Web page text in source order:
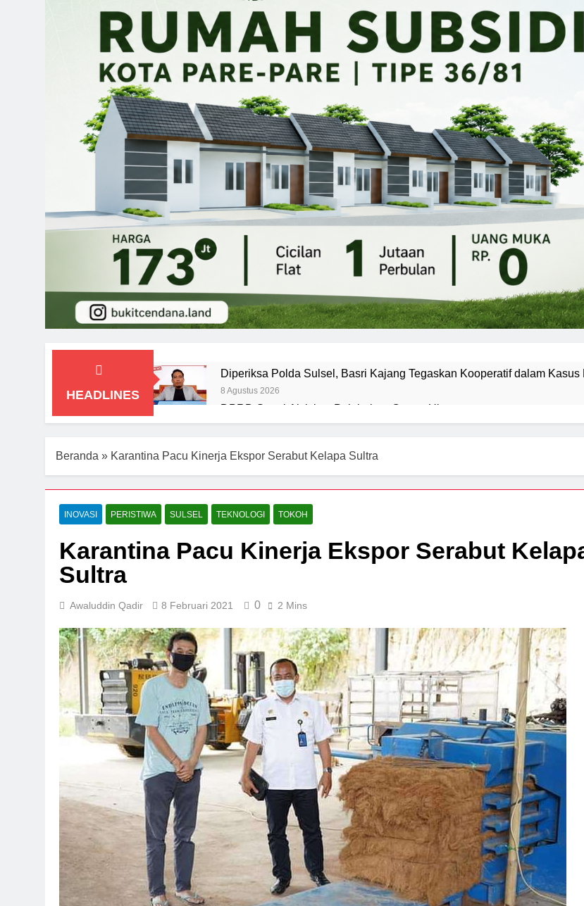
HEADLINES
Diperiksa Polda Sulsel, Basri Kajang Tegaskan Kooperatif dalam
8 Agustus 2026
DPRD Soroti Aktivitas Pelabuhan Cappa Ujung
7 Agustus 2026
Beranda » Karantina Pacu Kinerja Ekspor Serabut Kelapa Sultra
INOVASI PERISTIWA SULSEL TEKNOLOGI TOKOH
Karantina Pacu Kinerja Ekspor Serabut
Sultra
Awaluddin Qadir 8 Februari 2021 0 2 Mins